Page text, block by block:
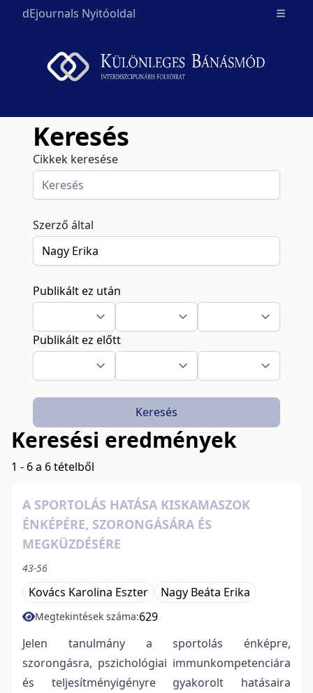
dEjournals Nyitóoldal Open
Keresés
Cikkek keresése
Szerző által
Publikált ez után
Publikált ez előtt
Keresés
Keresési eredmények
1 - 6 a 6 tételből
A SPORTOLÁS HATÁSA KISKAMASZOK
ÉNKÉPÉRE, SZORONGÁSÁRA ÉS
MEGKÜZDÉSÉRE
43-56
Kovács Karolina Eszter Nagy Beáta Erika
Megtekintések száma:629
Jelen tanulmány a sportolás énképre,
szorongásra, pszichológiai immunkompetenciára
és teljesítményigényre gyakorolt hatásaira